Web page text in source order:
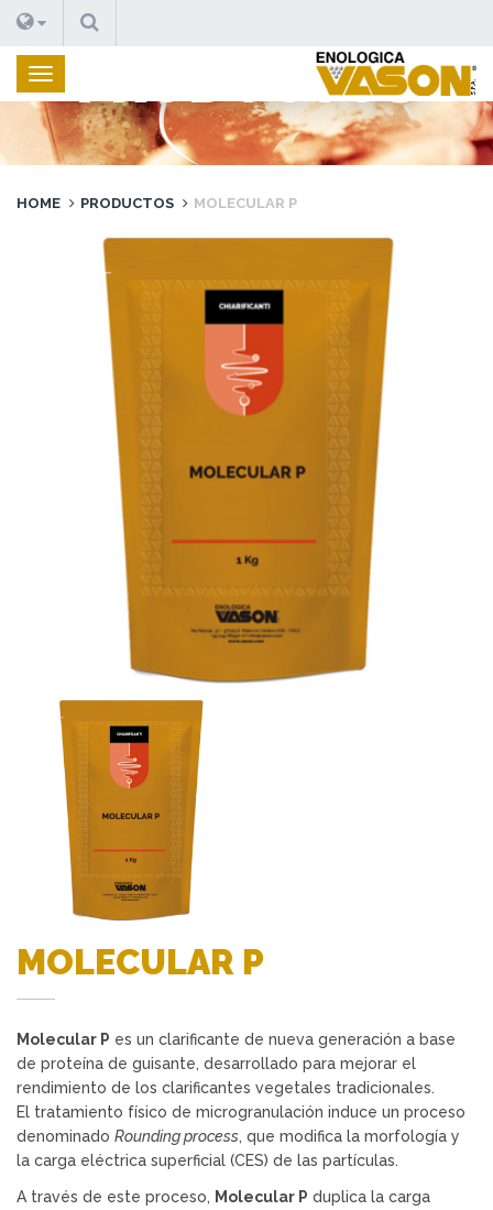
BUSCAR
PRODUCTOS
HOME PRODUCTOS MOLECULAR P
MOLECULAR P
Molecular P es un clarificante de nueva generación a base
de proteína de guisante, desarrollado para mejorar el
rendimiento de los clarificantes vegetales tradicionales.
El tratamiento físico de microgranulación induce un proceso
denominado Rounding process, que modifica la morfología y
la carga eléctrica superficial (CES) de las partículas.
A través de este proceso, Molecular P duplica la carga